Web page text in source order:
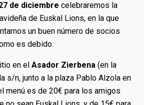
de diciembre celebraremos la
de Euskal Lions, en la que
un buen número de socios
es debido.
en el Asador Zierbena (en la
s/n, junto a la plaza Pablo Alzola en
menú es de 20€ para los amigos